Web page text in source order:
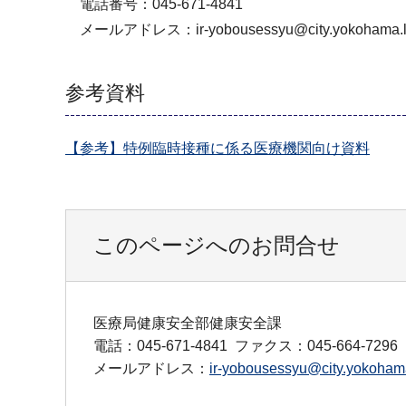
電話番号：045-671-4841
メールアドレス：ir-
参考資料
【参考】特例臨時接種に係る医療機関向け資料
このページへのお問合せ
医療局健康安全部健康安全課
電話：045-671-4841 ファクス：045-664-7296
メールアドレス： ir-